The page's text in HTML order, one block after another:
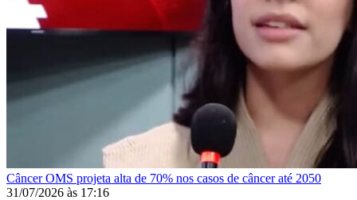
CâncerOMS projeta alta de 70% nos casos de câncer até 2050
31/07/2026 às 17:16